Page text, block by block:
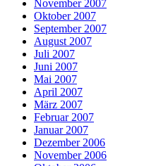
November 2007
Oktober 2007
September 2007
August 2007
Juli 2007
Juni 2007
Mai 2007
April 2007
März 2007
Februar 2007
Januar 2007
Dezember 2006
November 2006